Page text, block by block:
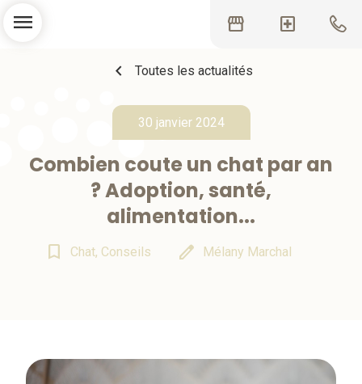
storefront local_hospital
menu
chevron_left Toutes les actualités
30 janvier 2024
Combien coute un chat par an
? Adoption, santé,
alimentation...
bookmark_border Chat, Conseils edit Mélany Marchal